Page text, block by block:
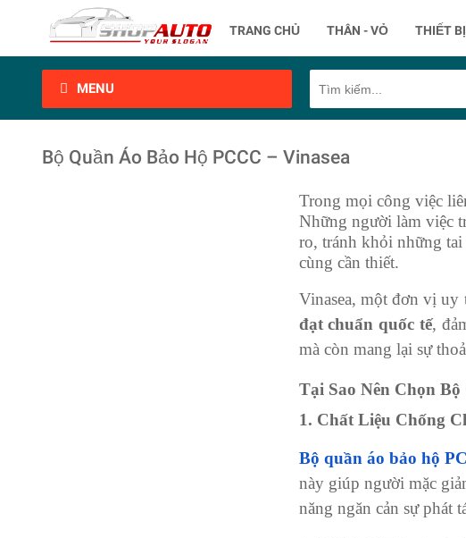
TRANG CHỦ THÂN - VỎ THIẾT
MENU
Bộ Quần Áo Bảo Hộ PCCC – Vinasea
Trong mọi công việc
Những người làm việc
ro, tránh khỏi những
cùng cần thiết.
Vinasea, một đơn vị uy
đạt chuẩn quốc tế,
mà còn mang lại sự
Tại Sao Nên Chọn
1. Chất Liệu Chống
Bộ quần áo bảo hộ
này giúp người mặc
năng ngăn cản sự phát